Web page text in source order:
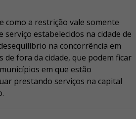
como a restrição vale somente
estabelecidos na cidade de
na concorrência em
fora da cidade, que podem ficar
em que estão
prestando serviços na capital